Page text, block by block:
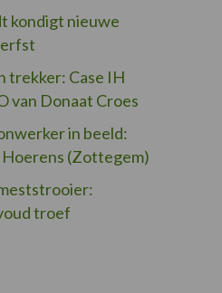
kondigt nieuwe
trekker: Case IH
van Donaat Croes
in beeld:
(Zottegem)
troef